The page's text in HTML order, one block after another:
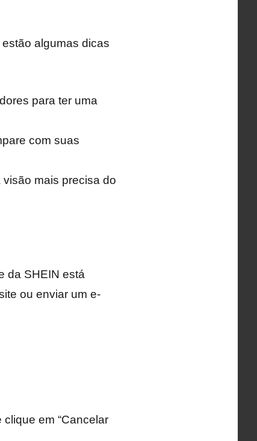
algumas dicas
para ter uma
com suas
mais precisa do
da SHEIN está
ou enviar um e-
em “Cancelar